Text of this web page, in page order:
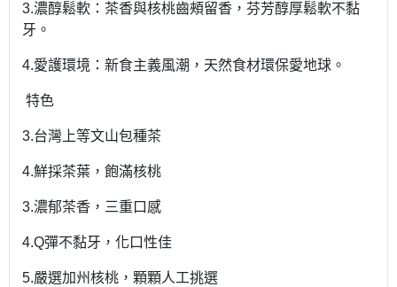
3.濃醇鬆軟：茶香與核桃齒頰留香，芬芳醇厚鬆軟不黏
牙。
4.愛護環境：新食主義風潮，天然食材環保愛地球。
特色
3.台灣上等文山包種茶
4.鮮採茶葉，飽滿核桃
3.濃郁茶香，三重口感
4.Q彈不黏牙，化口性佳
5.嚴選加州核桃，顆顆人工挑選